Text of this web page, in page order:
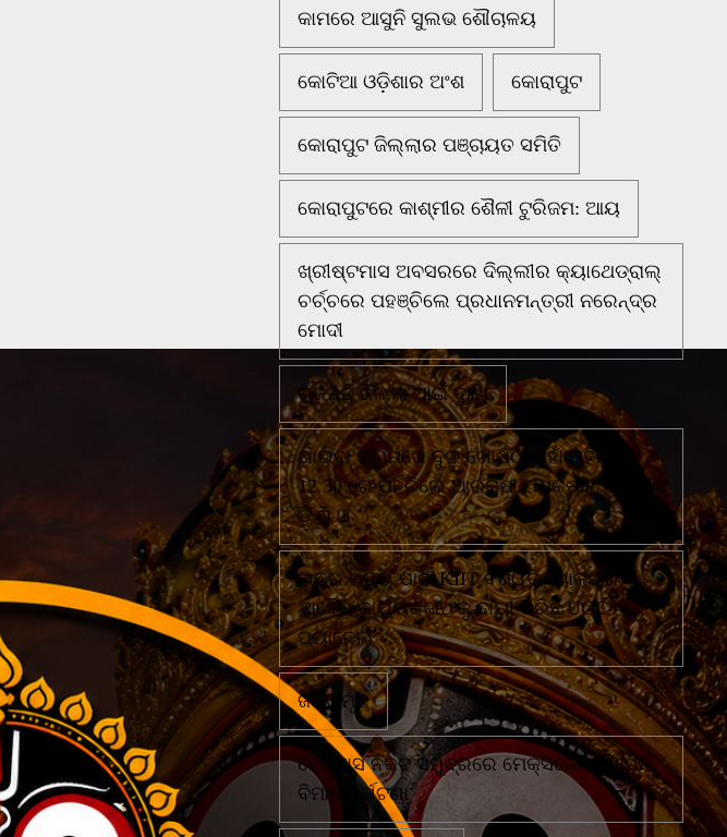
କାମରେ ଆସୁନି ସୁଲଭ ଶୌଚାଳୟ
କୋଟିଆ ଓଡ଼ିଶାର ଅଂଶ କୋରାପୁଟ
କୋରାପୁଟ ଜିଲ୍ଲାର ପଞ୍ଚାୟତ ସମିତି
କୋରାପୁଟରେ କାଶ୍ମୀର ଶୈଳୀ ଟୁରିଜମ: ଆୟ
ଖ୍ରୀଷ୍ଟମାସ ଅବସରରେ ଦିଲ୍ଲୀର କ୍ୟାଥେଡ୍ରାଲ୍
ଚର୍ଚ୍ଚରେ ପହଞ୍ଚିଲେ ପ୍ରଧାନମନ୍ତ୍ରୀ ନରେନ୍ଦ୍ର
ମୋଦୀ
ଗଜପତି ଜିଲ୍ଲା ପାଇଁ ଦୁଃଖ
ଗାଇବା ଗ୍ରାମରେ ଦୁଇ ଗୋଷ୍ଠୀ ମୁହାଁ ମୁହିଁରାତି
12.30 ରେ ପହଁଚିଲେ ଆରକ୍ଷୀ ଅଧିକ୍ଷକ ଏବଂ ଏସ
ଡି ପି ଓ
ଛାତ୍ର ମୃତ୍ୟୁ ପାଇଁ KIIT ବିଶ୍ୱବିଦ୍ୟାଳୟର
'ଅବୈଧ କାର୍ଯ୍ୟକଳାପ'କୁ ଦାୟୀ କରିଛି UGC
ପ୍ୟାନେଲ
ଜଣେ ମୃତ
ଟେକ୍ସାସ ନିକଟ ସମୁଦ୍ରରେ ମେକ୍ସିକୋ ନୌସେନା
ବିମାନ ଦୁର୍ଘଟଣା